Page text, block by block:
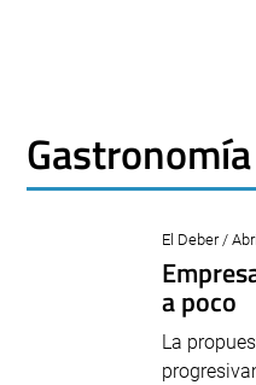
Gastronomía
El Deber /
a poco
La